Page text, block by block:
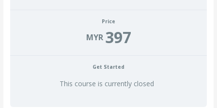
Price
MYR 397
Get Started
This course is currently closed